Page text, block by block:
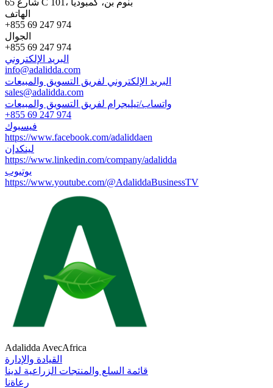
65 شارع C 101، بنوم بن، كمبوديا
الهاتف
+855 69 247 974
الجوال
+855 69 247 974
البريد الإلكتروني
info@adalidda.com
البريد الإلكتروني لفريق التسويق والمبيعات
sales@adalidda.com
واتساب/تيليجرام لفريق التسويق والمبيعات
+855 69 247 974
فيسبوك
https://www.facebook.com/adaliddaen
لينكدإن
https://www.linkedin.com/company/adalidda
يوتيوب
https://www.youtube.com/@AdaliddaBusinessTV
Adalidda AvecAfrica
القيادة والإدارة
قائمة السلع والمنتجات الزراعية لدينا
رعاةنا